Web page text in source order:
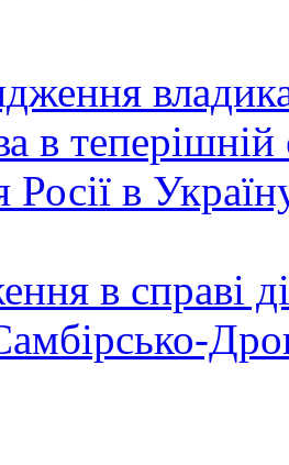
в теперішній
Росії в
в справі